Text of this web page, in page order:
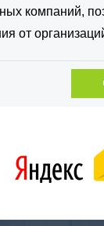
компаний,
от